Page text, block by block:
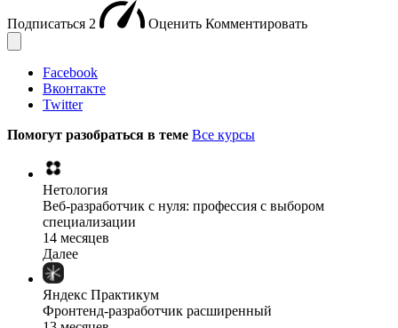
Подписаться 2 Оценить Комментировать
Facebook
Вконтакте
Twitter
Помогут разобраться в теме Все курсы
Нетология
Веб-разработчик с нуля: профессия с выбором
специализации
14 месяцев
Далее
Яндекс Практикум
Фронтенд-разработчик расширенный